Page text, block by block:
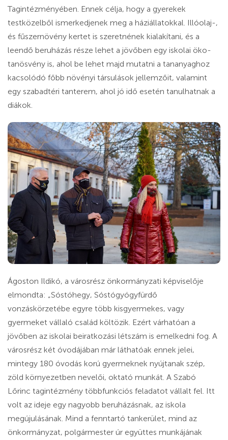
Tagintézményében. Ennek célja, hogy a gyerekek
testközelből ismerkedjenek meg a háziállatokkal. Illóolaj-,
és fűszernövény kertet is szeretnének kialakítani, és a
leendő beruházás része lehet a jövőben egy iskolai öko-
tanösvény is, ahol be lehet majd mutatni a tananyaghoz
kacsolódó főbb növényi társulások jellemzőit, valamint
egy szabadtéri tanterem, ahol jó idő esetén tanulhatnak a
diákok.
Ágoston Ildikó, a városrész önkormányzati képviselője
elmondta: „Sóstóhegy, Sóstógyógyfürdő
vonzáskörzetébe egyre több kisgyermekes, vagy
gyermeket vállaló család költözik. Ezért várhatóan a
jövőben az iskolai beiratkozási létszám is emelkedni fog. A
városrész két óvodájában már láthatóak ennek jelei,
mintegy 180 óvodás korú gyermeknek nyújtanak szép,
zöld környezetben nevelői, oktató munkát. A Szabó
Lőrinc tagintézmény többfunkciós feladatot vállalt fel. Itt
volt az ideje egy nagyobb beruházásnak, az iskola
megújulásának. Mind a fenntartó tankerület, mind az
önkormányzat, polgármester úr együttes munkájának